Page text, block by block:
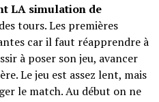
LA simulation de
tours. Les premières
car il faut réapprendre à
à poser son jeu, avancer
Le jeu est assez lent, mais
le match. Au début on ne